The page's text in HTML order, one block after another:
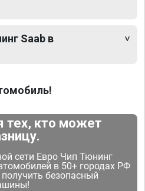
Saab в
кто может
сети Евро Чип Тюнинг
в 50+ городах РФ
безопасный